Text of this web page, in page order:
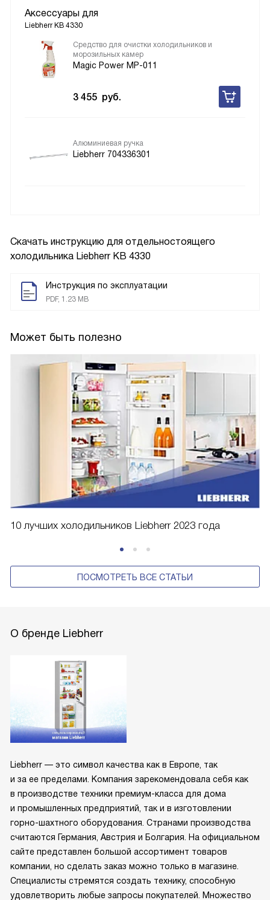
Скачать инструкцию для отдельностоящего
холодильника Liebherr KB 4330
Инструкция по эксплуатации
PDF, 1.23 MB
Может быть полезно
10 лучших холодильников Liebherr 2023 года
ПОСМОТРЕТЬ ВСЕ СТАТЬИ
Аксессуары для
Liebherr KB 4330
Средство для очистки холодильников и
морозильных камер
Magic Power MP-011
3 455 руб.
Алюминиевая ручка
Liebherr 704336301
О бренде Liebherr
Liebherr — это символ качества как в Европе, так
и за ее пределами. Компания зарекомендовала себя как
в производстве техники премиум-класса для дома
и промышленных предприятий, так и в изготовлении
горно-шахтного оборудования. Странами производства
считаются Германия, Австрия и Болгария. На официальном
сайте представлен большой ассортимент товаров
компании, но сделать заказ можно только в магазине.
Специалисты стремятся создать технику, способную
удовлетворить любые запросы покупателей. Множество